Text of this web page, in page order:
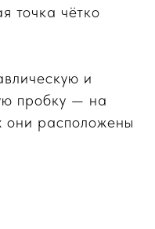
точка чётко
и
пробку — на
они расположены